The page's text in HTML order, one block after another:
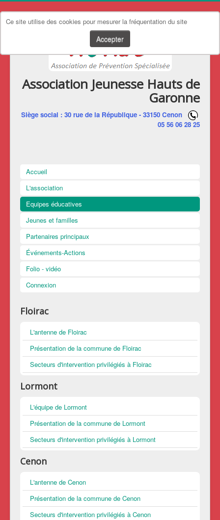
Ce site utilise des cookies pour mesurer la fréquentation du site
Accepter
Association Jeunesse Hauts de
Garonne
Siège social : 30 rue de la République - 33150 Cenon
05 56 06 28 25
Accueil
L'association
Equipes éducatives
Jeunes et familles
Partenaires principaux
Événements-Actions
Folio - vidéo
Connexion
Floirac
L'antenne de Floirac
Présentation de la commune de Floirac
Secteurs d'intervention privilégiés à Floirac
Lormont
L'équipe de Lormont
Présentation de la commune de Lormont
Secteurs d'intervention privilégiés à Lormont
Cenon
L'antenne de Cenon
Présentation de la commune de Cenon
Secteurs d'intervention privilégiés à Cenon